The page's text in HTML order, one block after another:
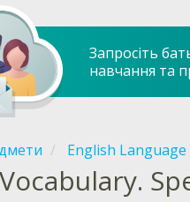
Запросіть
навчання та
English Language
Vocabulary.